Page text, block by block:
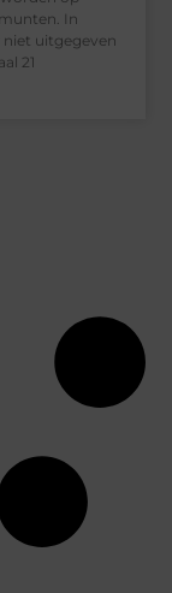
In
uitgegeven
21